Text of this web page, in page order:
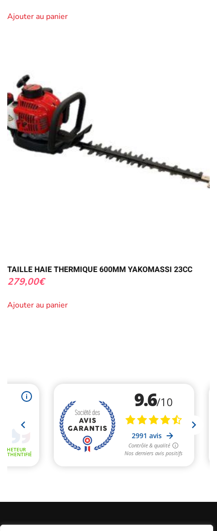
Ajouter au panier
TAILLE HAIE THERMIQUE 600MM YAKOMASSI 23CC
279,00€
Ajouter au panier
Informations Légales Conditions Générales de Vente